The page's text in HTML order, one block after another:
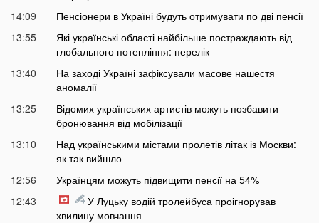
14:09
Пенсіонери в Україні будуть отримувати по дві пенсії
13:55
Які українські області найбільше постраждають від
глобального потепління: перелік
13:40
На заході Україні зафіксували масове нашестя
аномалії
13:25
Відомих українських артистів можуть позбавити
бронювання від мобілізації
13:10
Над українськими містами пролетів літак із Москви:
як так вийшло
12:56
Українцям можуть підвищити пенсії на 54%
12:43
У Луцьку водій тролейбуса проігнорував
хвилину мовчання